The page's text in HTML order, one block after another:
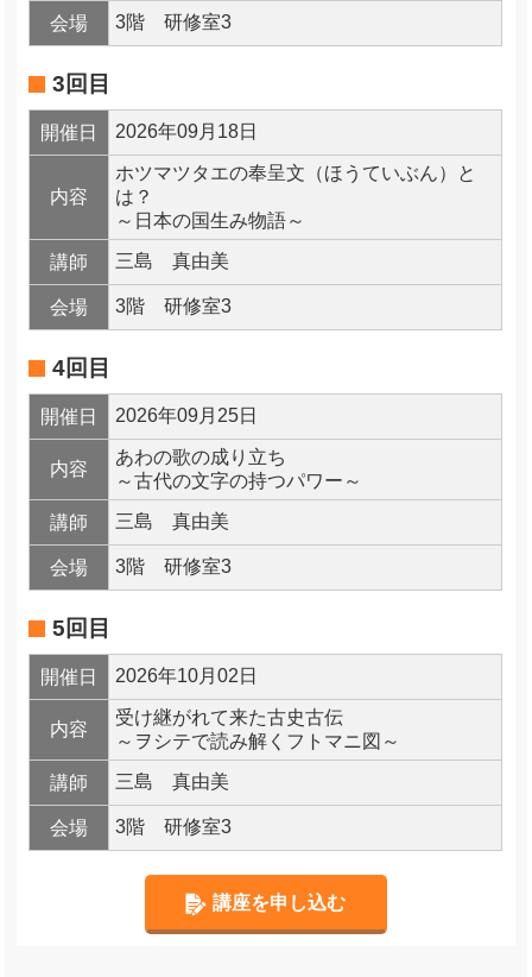
会場 3階 研修室3
3回目
開催日 2026年09月18日
内容
ホツマツタエの奉呈文（ほうていぶん）と
は？
～日本の国生み物語～
講師 三島 真由美
会場 3階 研修室3
4回目
開催日 2026年09月25日
内容
あわの歌の成り立ち
～古代の文字の持つパワー～
講師 三島 真由美
会場 3階 研修室3
5回目
開催日 2026年10月02日
内容
受け継がれて来た古史古伝
～ヲシテで読み解くフトマニ図～
講師 三島 真由美
会場 3階 研修室3
講座を申し込む